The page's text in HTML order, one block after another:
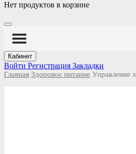
Нет продуктов в корзине
Кабинет
Войти Регистрация Закладки
Главная Здоровое питание Управление